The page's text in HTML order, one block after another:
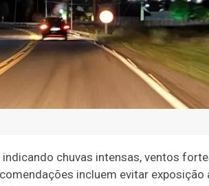
chuvas intensas, ventos
incluem evitar exposição